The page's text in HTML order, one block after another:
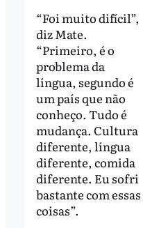
“Foi muito difícil”,
diz Mate.
“Primeiro, é o
problema da
língua, segundo é
um país que não
conheço. Tudo é
mudança. Cultura
diferente, língua
diferente, comida
diferente. Eu sofri
bastante com essas
coisas”.